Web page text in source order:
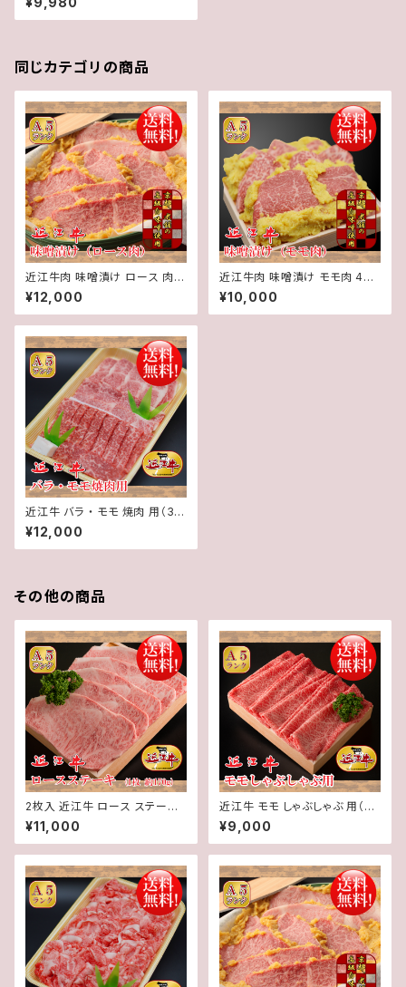
】 A５ 「 認定 」近江牛☆ 焼肉の
タレ 凛 付き☆★ 送料無料 ★※
同じカテゴリの商品
近江牛肉 味噌漬け ロース 肉 4
00g入り【 冷蔵 】 A５ 「 認定 」
近江牛★ 送料無料 ★※一部地
域を除く
¥12,000
近江牛肉 味噌漬け モモ肉 400
g入り【 冷蔵 】 A５ 「 認定 」近江
牛★ 送料無料 ★※一部地域を
除く
¥10,000
近江牛 バラ ・ モモ 焼肉 用（3～
4人前）700g【 冷蔵 】 A５ 「 認
定 」近江牛☆ 焼肉のタレ 凛 付
き☆★ 送料無料 ★※一部地域
¥12,000
その他の商品
2枚入 近江牛 ロース ステーキ
(1枚約170g) 2枚 計約340g【
冷蔵 】 A５ 「 認定 」近江牛 ★
送料無料 ★※一部地域を除く
¥11,000
近江牛 モモ しゃぶしゃぶ 用（2
～3人前）500g【 冷蔵 】 A５ 「
認定 」近江牛☆選べるしゃぶし
ゃぶのタレ付き☆★ 送料無料
¥9,000